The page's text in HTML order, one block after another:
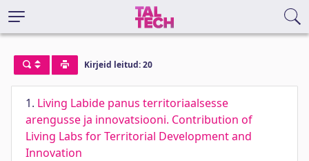
Kirjeid leitud: 20
1. Living Labide panus territoriaalsesse
arengusse ja innovatsiooni. Contribution of
Living Labs for Territorial Development and
Innovation